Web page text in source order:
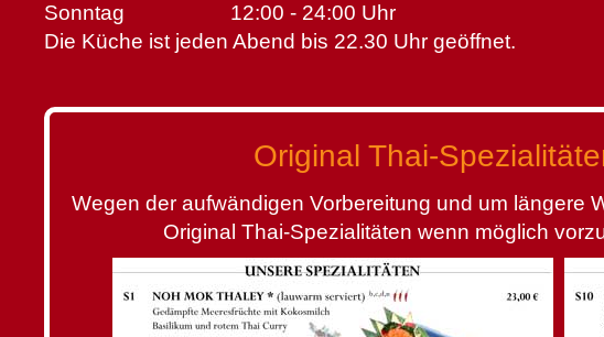
Sonntag
12:00 - 24:00 Uhr
Die Küche ist jeden Abend bis 22.30 Uhr geöffnet.
Original Thai-
Wegen der aufwändigen Vorbereitung und um längere
Original Thai-Spezialitäten wenn möglich